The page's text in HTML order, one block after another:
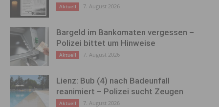
Aktuell 7. August 2026
Bargeld im Bankomaten vergessen –
Polizei bittet um Hinweise
Aktuell 7. August 2026
Lienz: Bub (4) nach Badeunfall
reanimiert – Polizei sucht Zeugen
Aktuell 7. August 2026